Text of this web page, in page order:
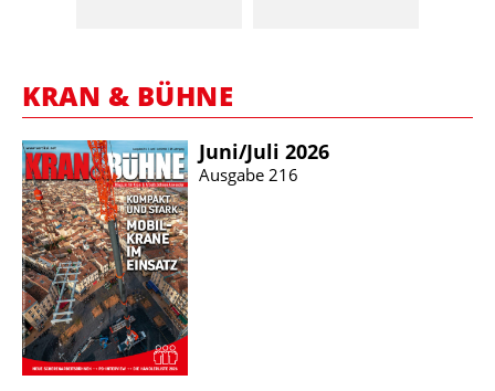
KRAN & BÜHNE
Juni/​Juli 2026
Ausgabe 216